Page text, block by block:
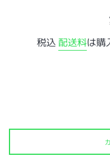
税込 配送料は購